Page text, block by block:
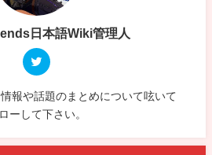
日本語Wiki管理人
報や話題のまとめについて呟いて
ーして下さい。